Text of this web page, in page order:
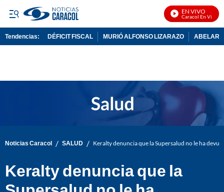
EN VIVO
Noticias Caracol En Vivo
Tendencias: DÉFICIT FISCAL MURIÓ ALFONSO LIZARAZO
Noticias Caracol / SALUD / Keralty denuncia que la Supersalud no le ha
Keralty denuncia que la